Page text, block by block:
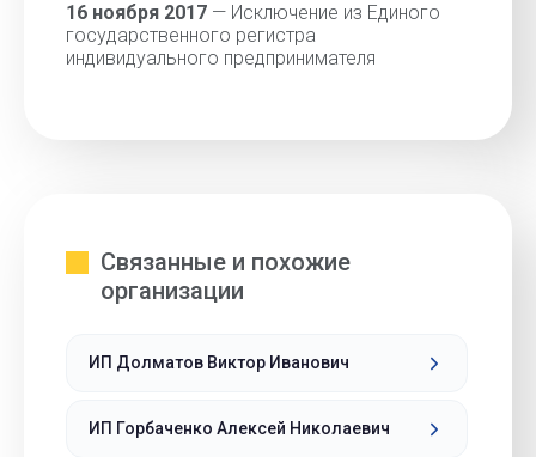
16 ноября 2017 — Исключение из Единого
государственного регистра
индивидуального предпринимателя
Связанные и похожие
организации
ИП Долматов Виктор Иванович
ИП Горбаченко Алексей Николаевич